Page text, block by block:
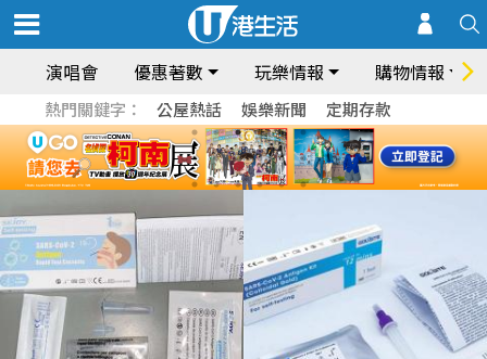
演唱會 優惠著數 玩樂情報 購物情報
熱門關鍵字： 公屋熱話 娛樂新聞 定期存款